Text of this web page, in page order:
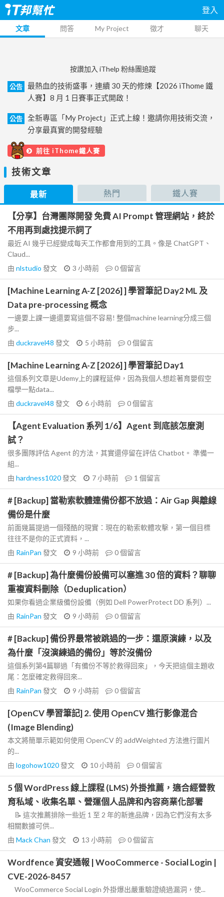
登入
文章 問答 My Project 徵才 聊天
按讚加入 iThelp 粉絲團追蹤
公告
最熱血的技術盛事，連續 30 天的修煉【2026 iThome 鐵
人賽】8 月 1 日賽事正式開啟！
公告
全新專區「My Project」正式上線！邀請你用技術交流，
分享最真實的開發經驗
前往 iThome鐵人賽
技術文章
最新 熱門 鐵人賽
【分享】台灣團隊開發 免費 AI Prompt 管理網站，終於
不用再到處找提示詞了
最近 AI 幾乎已經變成每天工作都會用到的工具。像是 ChatGPT、
Claud...
由 nlstudio 發文 3 小時前 0個留言
[Machine Learning A-Z [2026] ] 學習筆記 Day2 ML 及
Data pre-processing 概念
一邊要上課一邊還要寫這個不容易! 整個machine learning分成三個
步...
由 duckravel48 發文 5 小時前 0個留言
[Machine Learning A-Z [2026] ] 學習筆記 Day1
這個系列文章是Udemy上的課程延伸，因為我個人想趁著育嬰假空
檔學一點data...
由 duckravel48 發文 6 小時前 0個留言
【Agent Evaluation 系列 1/6】Agent 到底該怎麼測
試？
很多團隊評估 Agent 的方法，其實還停留在評估 Chatbot。 準備一
組...
由 hardness1020發文 7 小時前 1 個留言
# [Backup] 當勒索軟體連備份都不放過：Air Gap 與離線
備份是什麼
前面幾篇提過一個殘酷的現實：現在的勒索軟體攻擊，第一個目標
往往不是你的正式資料，...
由 RainPan 發文 9 小時前 0個留言
# [Backup] 為什麼備份設備可以塞進 30 倍的資料？聊聊
重複資料刪除（Deduplication）
如果你看過企業級備份設備（例如 Dell PowerProtect DD 系列）...
由 RainPan 發文 9 小時前 0個留言
# [Backup] 備份界最常被跳過的一步：還原演練，以及
為什麼「沒演練過的備份」等於沒備份
這個系列第4篇聊過「有備份不等於救得回來」，今天把這個主題收
尾：怎麼確定救得回來...
由 RainPan 發文 9 小時前 0個留言
[OpenCV 學習筆記] 2. 使用 OpenCV 進行影像混合
(Image Blending)
本文將簡單示範如何使用 OpenCV 的 addWeighted 方法進行圖片
的...
由 logohow1020發文 10 小時前 0個留言
5 個 WordPress 線上課程 (LMS) 外掛推薦，適合經營教
育私域、收集名單、營運個人品牌和內容商業化部署
📝 這次推薦排除一些近 1 至 2 年的新進品牌，因為它們沒有太多
相關數據可供...
由 Mack Chan 發文 13 小時前 0個留言
Wordfence 資安通報 | WooCommerce - Social Login |
CVE-2026-8457
WooCommerce Social Login 外掛爆出嚴重驗證繞過漏洞，使...